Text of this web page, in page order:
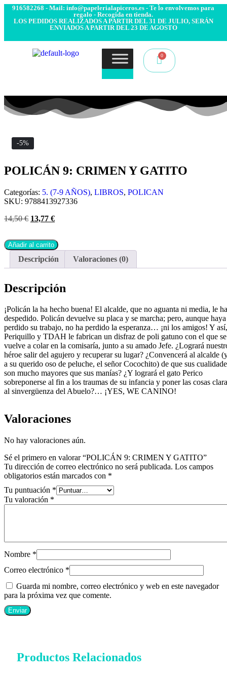
916582268 - Mail: info@papelerialapiceros.es - Te lo envolvemos para
regalo - Recogida en tienda.
LOS PEDIDOS REALIZADOS A PARTIR DEL 31 DE JULIO, SERÁN
ENVIADOS A PARTIR DEL 23 DE AGOSTO
-5%
POLICÁN 9: CRIMEN Y GATITO
Categorías: 5. (7-9 AÑOS), LIBROS, POLICAN
SKU: 9788413927336
14,50€ 13,77 €
Añadir al carrito
Descripción Valoraciones (0)
Descripción
¡Policán la ha hecho buena! El alcalde, que no aguanta ni media, le ha
despedido. Policán devuelve su placa y se marcha; pero, aunque haya
perdido su trabajo, no ha perdido la esperanza… ¡ni los amigos! Y así,
Periquillo y TDAH le fabrican un disfraz de poli gatuno con el que se
vuelve a colar en la comisaría, junto a su amado Jefe. ¿Logrará
héroe salir del agujero y recuperar su lugar? ¿Convencerá al alcalde
a su querido oso de peluche, el señor Cocochito) de que sus
son mucho mayores que sus manías? ¿Y logrará el gato Perico
sobreponerse al fin a los traumas de su infancia y poner las cosas
al sinvergüenza del Abuelo?… ¡YES, WE CANINO!
Valoraciones
No hay valoraciones aún.
Sé el primero en valorar “POLICÁN 9: CRIMEN Y GATITO”
Tu dirección de correo electrónico no será publicada. Los campos
obligatorios están marcados con *
Tu puntuación *
Tu valoración *
Nombre *
Correo electrónico *
Guarda mi nombre, correo electrónico y web en este navegador
para la próxima vez que comente.
Productos Relacionados